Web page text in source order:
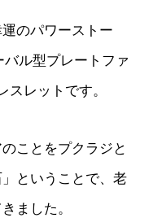
のパワーストー
ル型プレートファ
スレットです。
ことをプクラジと
ということで、老
ました。